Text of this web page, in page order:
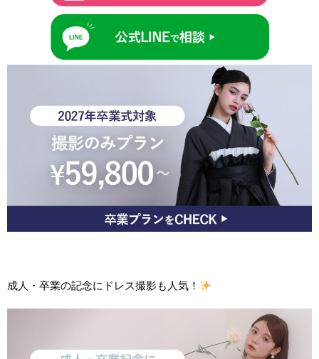
成人・卒業の記念にドレス撮影も人気！